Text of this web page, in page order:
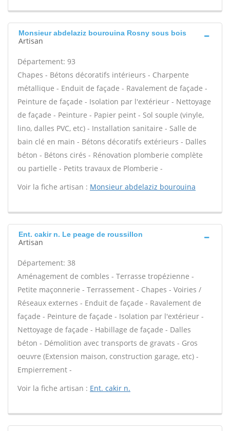
Monsieur abdelaziz bourouina Rosny sous bois
Artisan
Département: 93
Chapes - Bétons décoratifs intérieurs - Charpente
métallique - Enduit de façade - Ravalement de façade -
Peinture de façade - Isolation par l'extérieur - Nettoyage
de façade - Peinture - Papier peint - Sol souple (vinyle,
lino, dalles PVC, etc) - Installation sanitaire - Salle de
bain clé en main - Bétons décoratifs extérieurs - Dalles
béton - Bétons cirés - Rénovation plomberie complète
ou partielle - Petits travaux de Plomberie -
Voir la fiche artisan : Monsieur abdelaziz bourouina
Ent. cakir n. Le peage de roussillon
Artisan
Département: 38
Aménagement de combles - Terrasse tropézienne -
Petite maçonnerie - Terrassement - Chapes - Voiries /
Réseaux externes - Enduit de façade - Ravalement de
façade - Peinture de façade - Isolation par l'extérieur -
Nettoyage de façade - Habillage de façade - Dalles
béton - Démolition avec transports de gravats - Gros
oeuvre (Extension maison, construction garage, etc) -
Empierrement -
Voir la fiche artisan : Ent. cakir n.